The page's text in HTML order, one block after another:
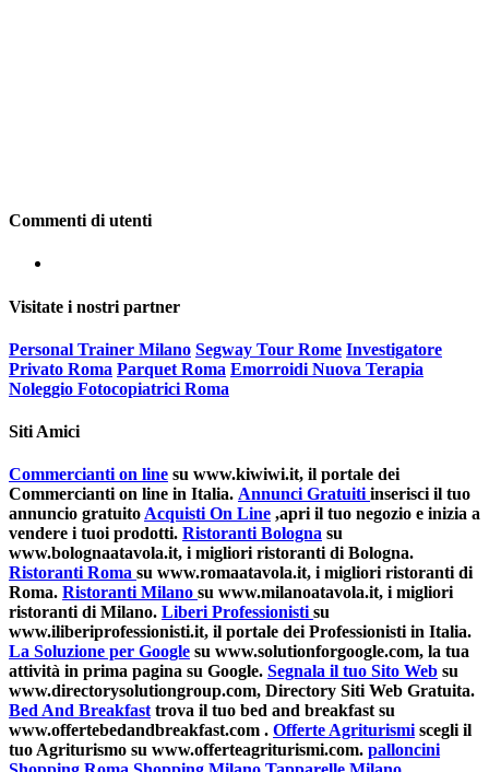
Commenti di utenti
Visitate i nostri partner
Personal Trainer Milano Segway Tour Rome Investigatore
Privato Roma Parquet Roma Emorroidi Nuova Terapia
Noleggio Fotocopiatrici Roma
Siti Amici
Commercianti on line su www.kiwiwi.it, il portale dei
Commercianti on line in Italia. Annunci Gratuitiinserisci il tuo
annuncio gratuitoAcquisti On Line ,apri il tuo negozio e inizia a
vendere i tuoi prodotti. Ristoranti Bologna su
www.bolognaatavola.it, i migliori ristoranti di Bologna.
Ristoranti Roma su www.romaatavola.it, i migliori ristoranti di
Roma. Ristoranti Milano su www.milanoatavola.it, i migliori
ristoranti di Milano. Liberi Professionistisu
www.iliberiprofessionisti.it, il portale dei Professionisti in Italia.
La Soluzione per Google su www.solutionforgoogle.com, la tua
attività in prima pagina su Google. Segnala il tuo Sito Web su
www.directorysolutiongroup.com, Directory Siti Web Gratuita.
Bed And Breakfasttrova il tuo bed and breakfast su
www.offertebedandbreakfast.com . Offerte Agriturismiscegli il
tuo Agriturismo su www.offerteagriturismi.com. palloncini